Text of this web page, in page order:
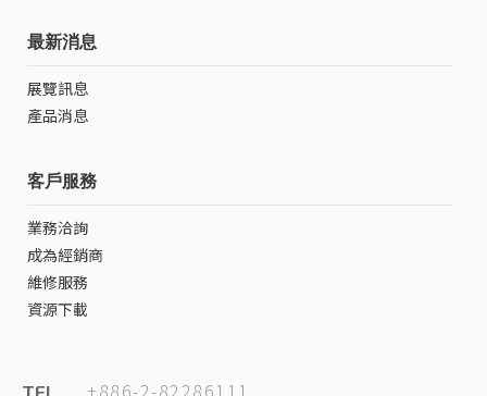
最新消息
展覽訊息
產品消息
客戶服務
業務洽詢
成為經銷商
維修服務
資源下載